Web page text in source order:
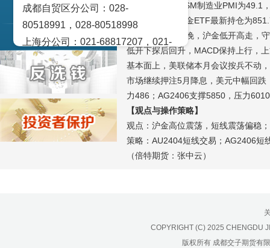
实盘点睛
宏观金融数据图解
50.3。美国1月ISM制造业PMI为49.1
【基金持仓】
黄金ETF最新持仓为
昨晚，沪金低开高走，
低开下探后回升，MACD保持上行，
基本面上，美联储本月会议按兵不动
市场继续押注5月降息，美元中幅回
力486；AG2406支撑5850，压力
【观点与操作策略】
观点：沪金高位震荡，短线震荡偏稳
策略：AU2404短线交易；AG2406短
（倍特期货：张中云）
COPYRIGHT (C) 2025 CHENGDU
版权所有 成都交子期货有
成都自贸区分公司：028-
80518991，028-80518998
上海分公司：021-68817207，021-
68817209
北京营业部：010-65005128
广州营业部：020-28129909，020-
28129902
青岛营业部：0532-83101951、
0532-83101962
天津营业部：022-58812601，022-
济南分公司：0531-86123236，